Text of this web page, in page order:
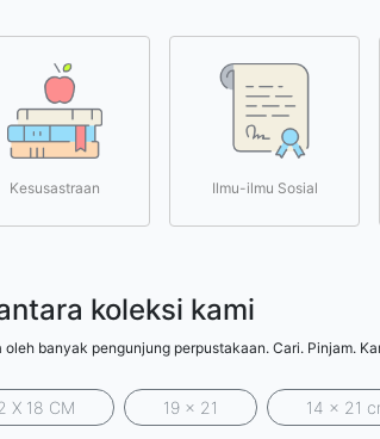
Kesusastraan Ilmu-ilmu Sosial
koleksi kami
banyak pengunjung perpustakaan. Cari. Pinjam.
X 18 CM 19 x 21 14 x 21